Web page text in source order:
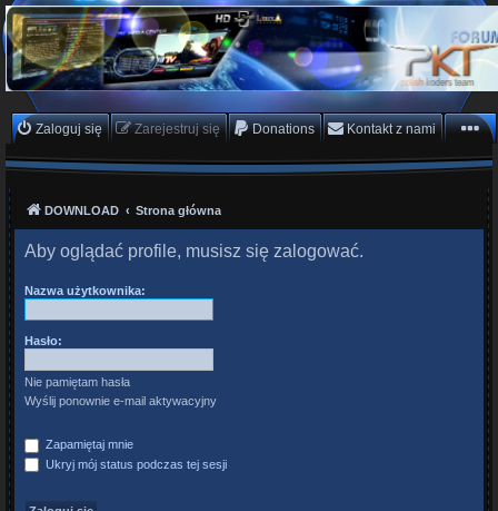
PKTeam - Polish Koders
Team
Hyperion, Enigma, E2, PKT, listy kanałów, oscam
Zaloguj się Zarejestruj się Donations Kontakt z nami
DOWNLOAD Strona główna
Aby oglądać profile, musisz się zalogować.
Nazwa użytkownika:
Hasło:
Nie pamiętam hasła
Wyślij ponownie e-mail aktywacyjny
Zapamiętaj mnie
Ukryj mój status podczas tej sesji